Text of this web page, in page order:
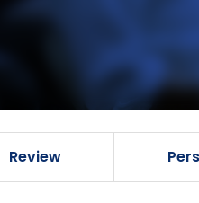
Review